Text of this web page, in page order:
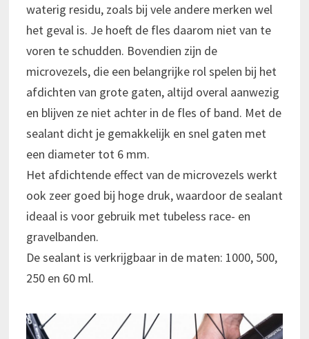
waterig residu, zoals bij vele andere merken wel
het geval is. Je hoeft de fles daarom niet van te
voren te schudden. Bovendien zijn de
microvezels, die een belangrijke rol spelen bij het
afdichten van grote gaten, altijd overal aanwezig
en blijven ze niet achter in de fles of band. Met de
sealant dicht je gemakkelijk en snel gaten met
een diameter tot 6 mm.
Het afdichtende effect van de microvezels werkt
ook zeer goed bij hoge druk, waardoor de sealant
ideaal is voor gebruik met tubeless race- en
gravelbanden.
De sealant is verkrijgbaar in de maten: 1000, 500,
250 en 60 ml.